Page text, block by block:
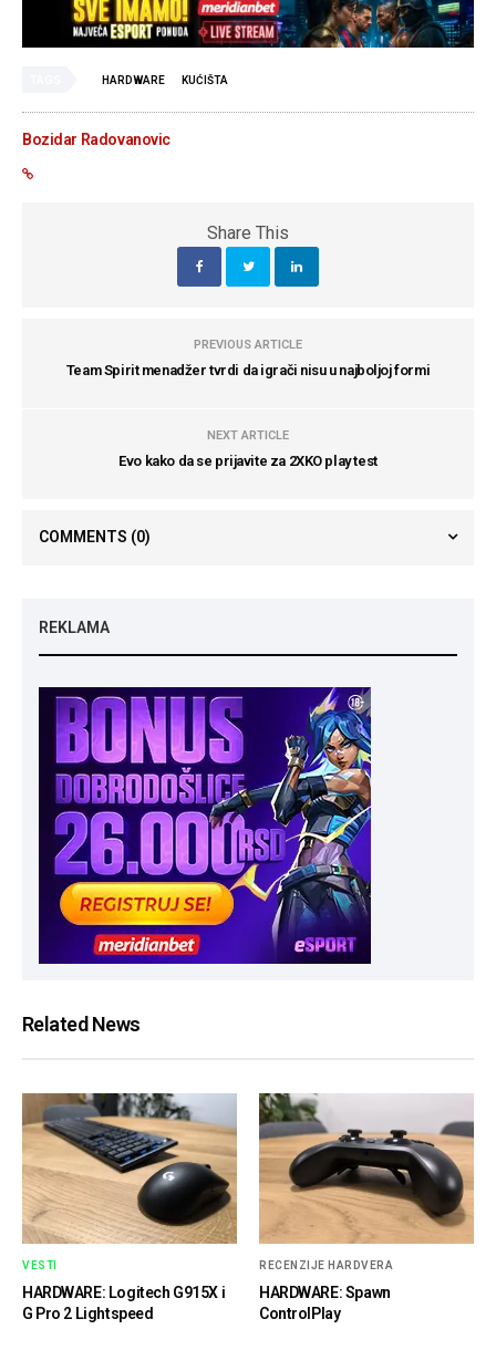
HARDWARE KUĆIŠTA
Bozidar Radovanovic
Share This
PREVIOUS ARTICLE
Team Spirit menadžer tvrdi da igrači nisu u najboljoj formi
NEXT ARTICLE
Evo kako da se prijavite za 2XKO play test
COMMENTS (0)
REKLAMA
Related News
VESTI
HARDWARE: Logitech G915X i
G Pro 2 Lightspeed
RECENZIJE HARDVERA
HARDWARE: Spawn
ControlPlay